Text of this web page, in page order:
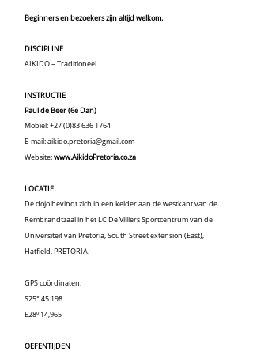
Beginners en bezoekers zijn altijd welkom.
DISCIPLINE
AIKIDO – Traditioneel
INSTRUCTIE
Paul de Beer (6e Dan)
Mobiel:+27 (0)83 636 1764
E-mail:aikido.pretoria@gmail.com
Website:www.AikidoPretoria.co.za
LOCATIE
De dojo bevindt zich in een kelder aan de westkant van de
Rembrandtzaal in het LC De Villiers Sportcentrum van de
Universiteit van Pretoria, South Street extension (East),
Hatfield, PRETORIA.
GPS coördinaten:
S25° 45.198
E28º 14,965
OEFENTIJDEN